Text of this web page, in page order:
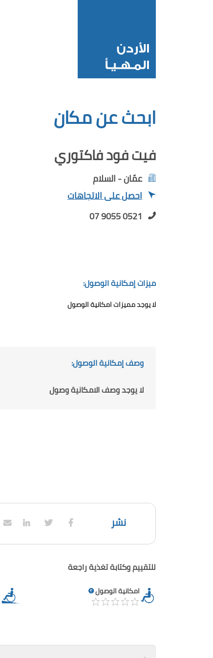
ابحث عن مكان
فيت فود فاكتوري
عمّان - السلام
احصل على الاتجاهات
07 9055 0521
ميزات إمكانية الوصول:
لا يوجد مميزات امكانية الوصول
وصف إمكانية الوصول:
لا يوجد وصف الامكانية وصول
نشر
للتقييم وكتابة تغذية راجعة
امكانية الوصول